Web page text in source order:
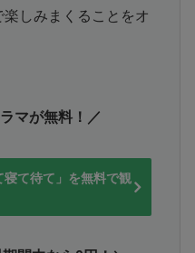
しみまくることをオ
マが無料！／
寝て待て」を無料で観